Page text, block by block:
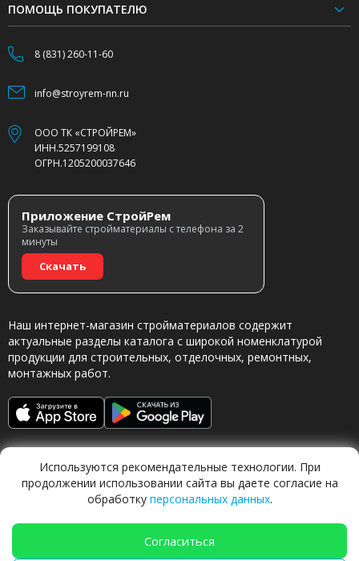
ПОМОЩЬ ПОКУПАТЕЛЮ
8 (831) 260-11-60
info@stroyrem-nn.ru
ООО ТК «СТРОЙРЕМ»
ИНН.5257199108
ОГРН.1205200037646
Приложение СтройРем
Заказывайте стройматериалы с телефона за 2
минуты
Скачать
Наш интернет-магазин стройматериалов содержит
актуальные разделы каталога с широкой номенклатурой
продукции для строительных, отделочных, ремонтных,
монтажных работ.
Обращаясь в наш магазин, вы даете согласие на
Используются рекомендательные технологии. При
продолжении использовании сайта вы даете согласие на
обработку персональных данных.
Согласиться